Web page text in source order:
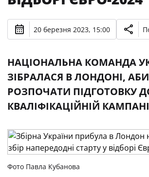
20 березня 2023, 15:00
НАЦІОНАЛЬНА КОМАНДА
ЗІБРАЛАСЯ В ЛОНДОНІ, АБИ
РОЗПОЧАТИ ПІДГОТОВКУ
КВАЛІФІКАЦІЙНІЙ
Фото Павла Кубанова